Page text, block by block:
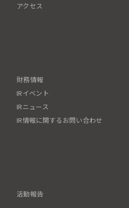
アクセス
財務情報
IRイベント
IRニュース
IR情報に関するお問い合わせ
活動報告